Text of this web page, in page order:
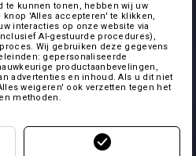
te kunnen tonen, hebben wij uw
'Alles accepteren' te klikken,
interacties op onze website via
AI-gestuurde procedures),
Wij gebruiken deze gegevens
gepersonaliseerde
productaanbevelingen,
advertenties en inhoud. Als u dit niet
weigeren' ook verzetten tegen het
methoden.